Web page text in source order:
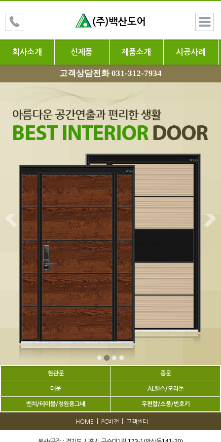
회사소개 신제품 제품소개 시공사례
고객상담전화 031-312-7934
현관문 중문
대문 AL휀스/모라돈
벤치/테이블/정원용그네 우편함/소품/번호키
HOME PC버전 고객센터